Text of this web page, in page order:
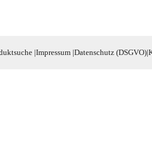
|Impressum|Datenschutz (DSGVO)|